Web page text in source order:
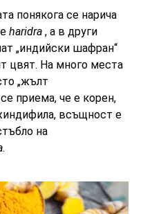
понякога се нарича
haridra , а в други
​​„индийски шафран“
цвят. На много места
„жълт
приема, че е корен,
всъщност е
на
.